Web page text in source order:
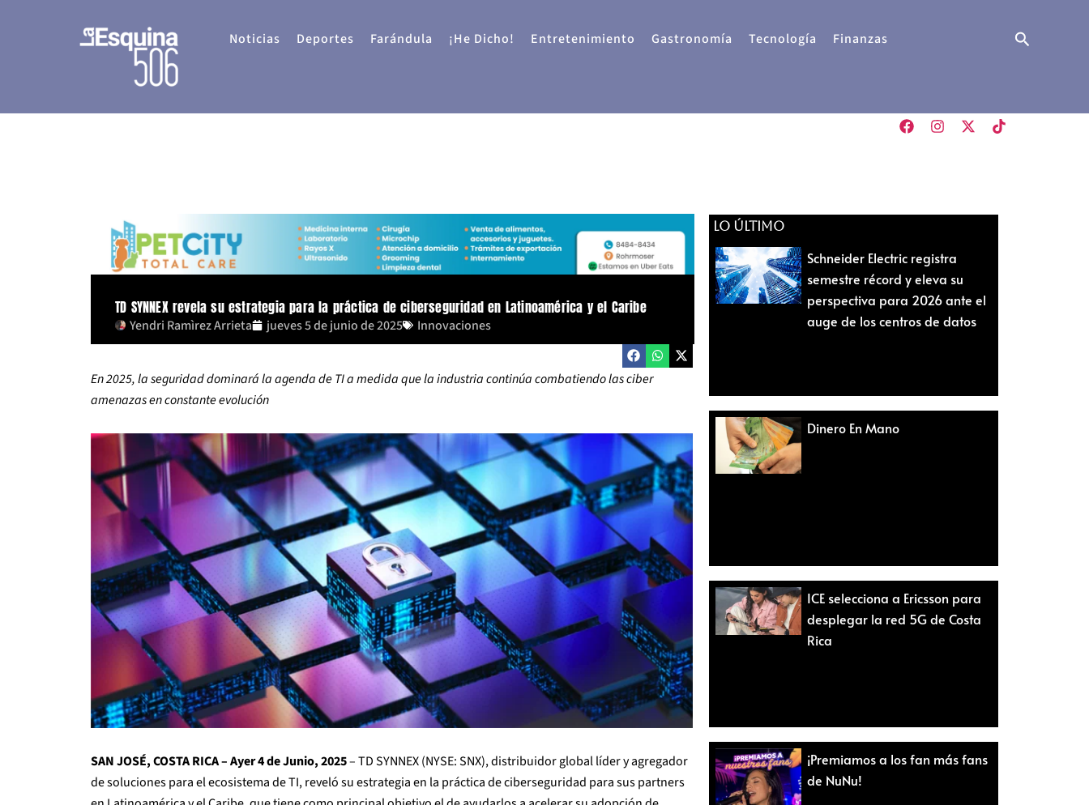
Noticias Deportes Farándula ¡He Dicho! Entretenimiento Gastronomía Tecnología Finanzas Buscar
TD SYNNEX revela su estrategia para la práctica de ciberseguridad en Latinoamérica y el Caribe
Yendri Ramìrez Arrieta jueves 5 de junio de 2025 Innovaciones
En 2025, la seguridad dominará la agenda de TI a medida que la industria continúa combatiendo las ciber
amenazas en constante evolución
SAN JOSÉ, COSTA RICA – Ayer 4 de Junio, 2025– TD SYNNEX (NYSE: SNX), distribuidor global líder y agregador
de soluciones para el ecosistema de TI, reveló su estrategia en la práctica de ciberseguridad para sus partners
LO ÚLTIMO
Schneider Electric registra
semestre récord y eleva su
perspectiva para 2026 ante el
auge de los centros de datos
Dinero En Mano
ICE selecciona a Ericsson para
desplegar la red 5G de Costa
Rica
¡Premiamos a los fan más fans
de NuNu!